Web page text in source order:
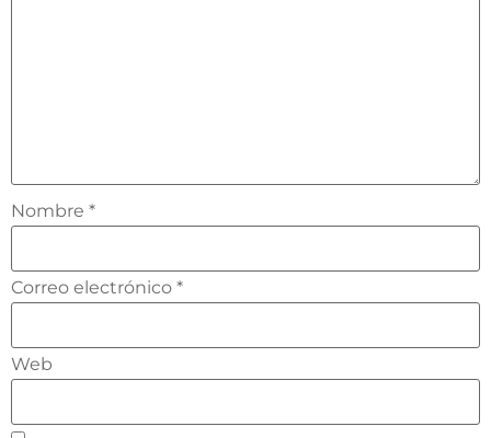
Nombre *
Correo electrónico *
Web